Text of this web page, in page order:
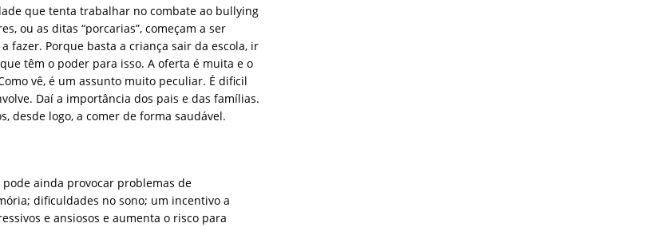
que tenta trabalhar no combate ao bullying
ou as ditas “porcarias”, começam a ser
fazer. Porque basta a criança sair da escola, ir
têm o poder para isso. A oferta é muita e o
vê, é um assunto muito peculiar. É dificil
Daí a importância dos pais e das famílias.
desde logo, a comer de forma saudável.
ainda provocar problemas de
dificuldades no sono; um incentivo a
e ansiosos e aumenta o risco para